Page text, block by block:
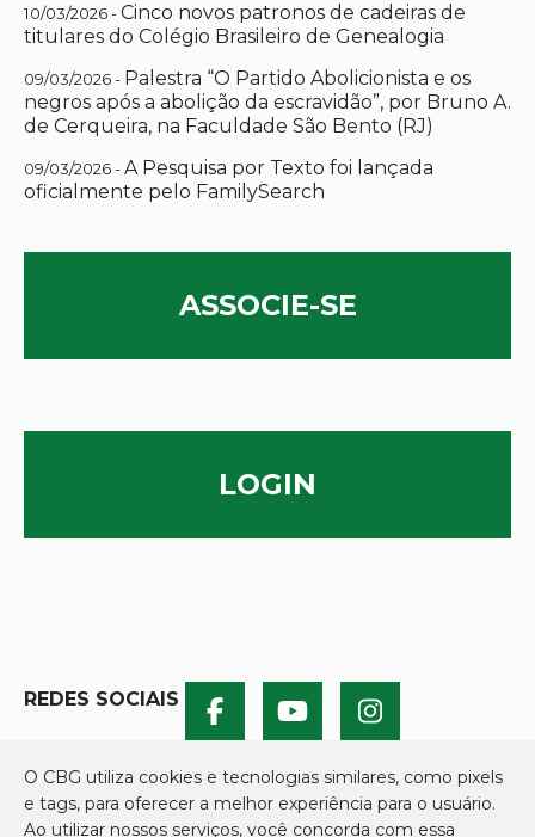
10/03/2026 -Cinco novos patronos de cadeiras de
titulares do Colégio Brasileiro de Genealogia
09/03/2026 - Palestra “O Partido Abolicionista e os
negros após a abolição da escravidão”, por Bruno A.
de Cerqueira, na Faculdade São Bento (RJ)
09/03/2026 -A Pesquisa por Texto foi lançada
oficialmente pelo FamilySearch
ASSOCIE-SE
LOGIN
REDES SOCIAIS
O CBG utiliza cookies e tecnologias similares, como pixels
e tags, para oferecer a melhor experiência para o usuário.
Ao utilizar nossos serviços, você concorda com essa